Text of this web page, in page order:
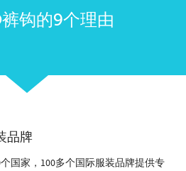
钩的9个理由
品牌
国家，100多个国际服装品牌提供专